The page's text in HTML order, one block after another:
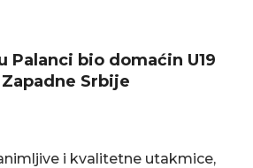
Palanci bio domaćin U19
Srbije
i kvalitetne utakmice,